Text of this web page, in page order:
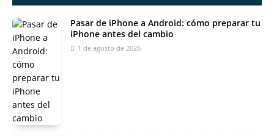
Pasar de iPhone a Android: cómo preparar tu
iPhone antes del cambio
1 de agosto de 2026